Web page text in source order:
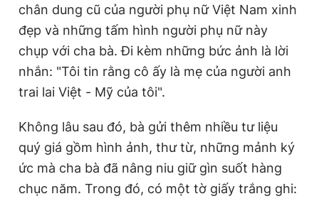
chân dung cũ của người phụ nữ Việt Nam xinh
đẹp và những tấm hình người phụ nữ này
chụp với cha bà. Đi kèm những bức ảnh là lời
nhắn: "Tôi tin rằng cô ấy là mẹ của người anh
trai lai Việt - Mỹ của tôi".
Không lâu sau đó, bà gửi thêm nhiều tư liệu
quý giá gồm hình ảnh, thư từ, những mảnh ký
ức mà cha bà đã nâng niu giữ gìn suốt hàng
chục năm. Trong đó, có một tờ giấy trắng ghi: